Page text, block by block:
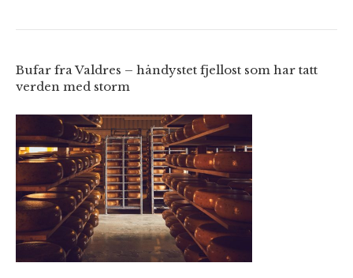
Bufar fra Valdres – håndystet fjellost som har tatt
verden med storm